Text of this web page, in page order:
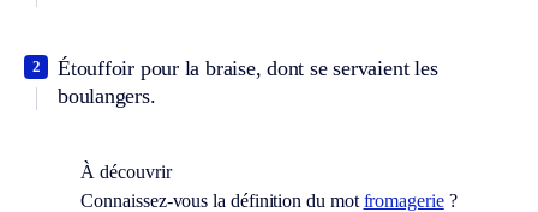
Étouffoir pour la braise, dont se servaient les
boulangers.
2
À découvrir
Connaissez-vous la définition du mot fromagerie?